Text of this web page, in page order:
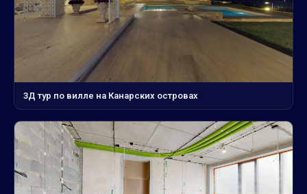
3Д тур по вилле на Канарских островах